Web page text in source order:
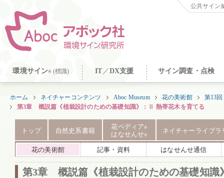
公共サイン
環境サイン® (標識) IT ／DX支援 サイン調査・点検
ホーム ネイチャーコンテンツ Aboc Museum 花の美術館
第13
第3章 概説篇《植栽設計のための基礎知識》：Ⅱ 熱帯花木を育てる
トップ 自然史系書籍
花ペディア®
はなせんせ®
ネイチャーライブラ
花の美術館 記事・資料 はなせんせ通信
第3章 概説篇《植栽設計のための基礎知